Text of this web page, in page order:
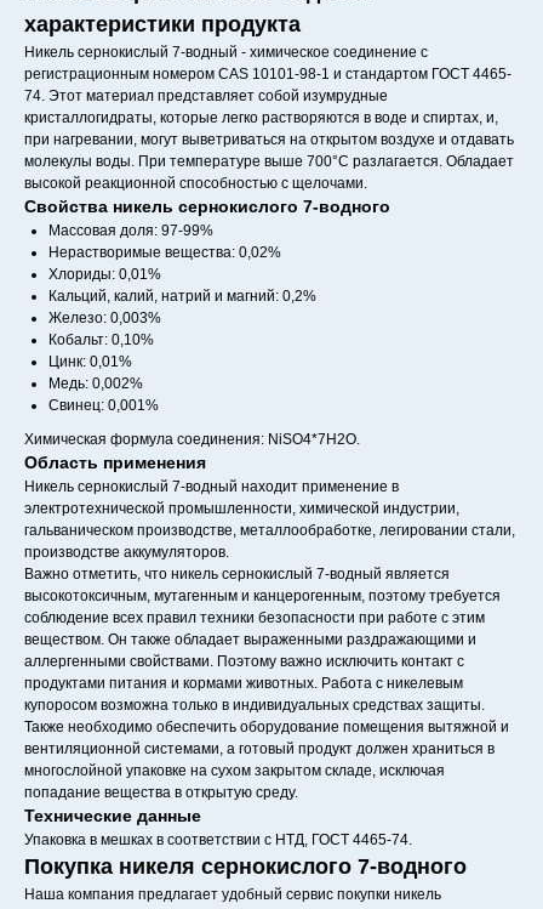
характеристики продукта
Никель сернокислый 7-водный - химическое соединение с
регистрационным номером CAS 10101-98-1 и стандартом ГОСТ 4465-
74. Этот материал представляет собой изумрудные
кристаллогидраты, которые легко растворяются в воде и спиртах, и,
при нагревании, могут выветриваться на открытом воздухе и отдавать
молекулы воды. При температуре выше 700°C разлагается. Обладает
высокой реакционной способностью с щелочами.
Свойства никель сернокислого 7-водного
Массовая доля: 97-99%
Нерастворимые вещества: 0,02%
Хлориды: 0,01%
Кальций, калий, натрий и магний: 0,2%
Железо: 0,003%
Кобальт: 0,10%
Цинк: 0,01%
Медь: 0,002%
Свинец: 0,001%
Химическая формула соединения: NiSO4*7H2O.
Область применения
Никель сернокислый 7-водный находит применение в
электротехнической промышленности, химической индустрии,
гальваническом производстве, металлообработке, легировании стали,
производстве аккумуляторов.
Важно отметить, что никель сернокислый 7-водный является
высокотоксичным, мутагенным и канцерогенным, поэтому требуется
соблюдение всех правил техники безопасности при работе с этим
веществом. Он также обладает выраженными раздражающими и
аллергенными свойствами. Поэтому важно исключить контакт с
продуктами питания и кормами животных. Работа с никелевым
купоросом возможна только в индивидуальных средствах защиты.
Также необходимо обеспечить оборудование помещения вытяжной и
вентиляционной системами, а готовый продукт должен храниться в
многослойной упаковке на сухом закрытом складе, исключая
попадание вещества в открытую среду.
Технические данные
Упаковка в мешках в соответствии с НТД, ГОСТ 4465-74.
Покупка никеля сернокислого 7-водного
Наша компания предлагает удобный сервис покупки никель